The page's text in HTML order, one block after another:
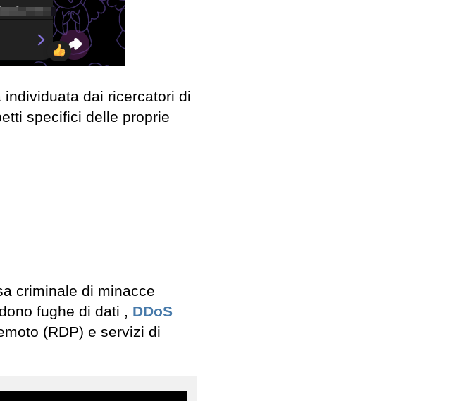
dai ricercatori di
specifici delle proprie
criminale di minacce
fughe di dati , DDoS
(RDP) e servizi di